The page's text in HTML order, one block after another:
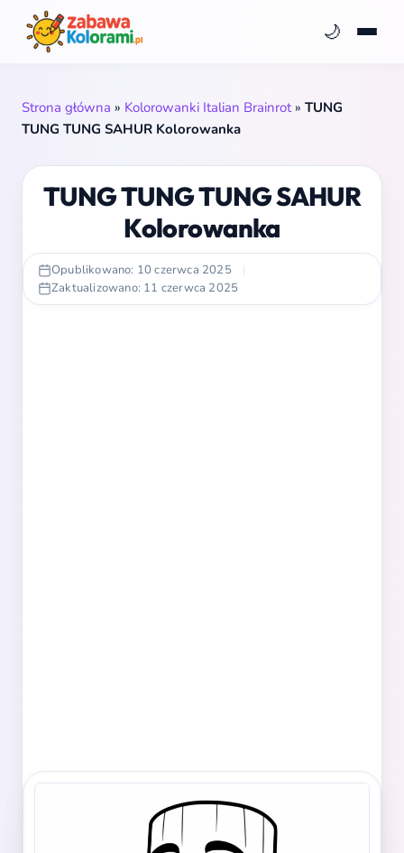
🌙
Strona główna » Kolorowanki Italian Brainrot» TUNG
TUNG TUNG SAHUR Kolorowanka
TUNG TUNG TUNG SAHUR
Kolorowanka
Opublikowano: 10 czerwca 2025
|
Zaktualizowano: 11 czerwca 2025